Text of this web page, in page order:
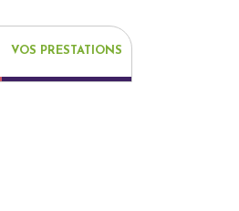
VOS PRESTATIONS